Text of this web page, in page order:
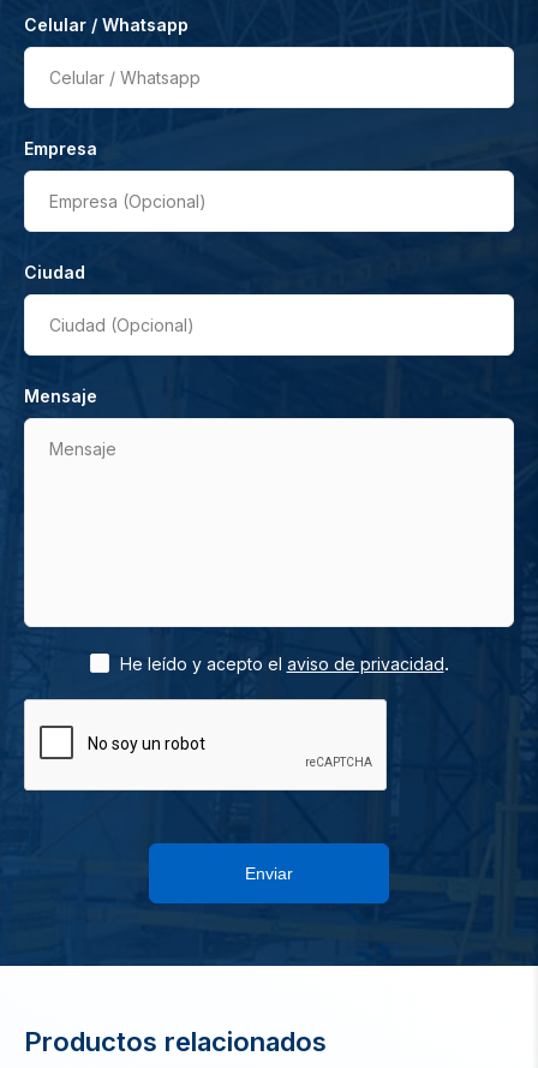
Celular / Whatsapp
Celular / Whatsapp
Empresa
Empresa (Opcional)
Ciudad
Ciudad (Opcional)
Mensaje
Mensaje
He leído y acepto el aviso de privacidad.
Enviar
Productos relacionados